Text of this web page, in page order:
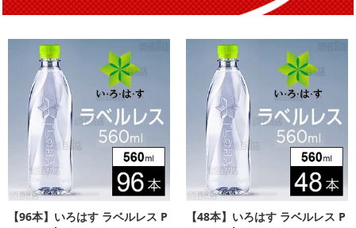
【96本】いろはす ラベルレス P
【48本】いろはす ラベルレス P